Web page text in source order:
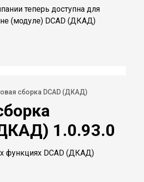
теперь доступна для
(модуле) DCAD (ДКАД)
сборка DCAD (ДКАД)
1.0.93.0
функциях DCAD (ДКАД)